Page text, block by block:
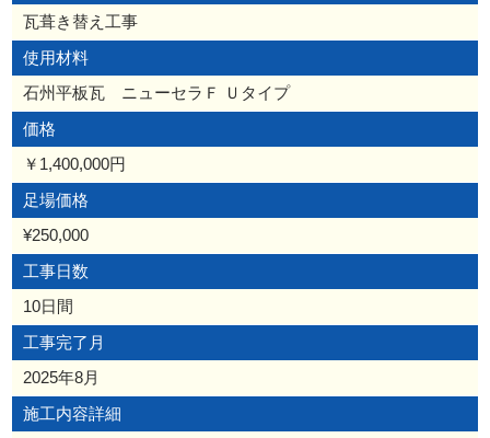
瓦葺き替え工事
使用材料
石州平板瓦 ニューセラＦ Ｕタイプ
価格
￥1,400,000円
足場価格
¥250,000
工事日数
10日間
工事完了月
2025年8月
施工内容詳細